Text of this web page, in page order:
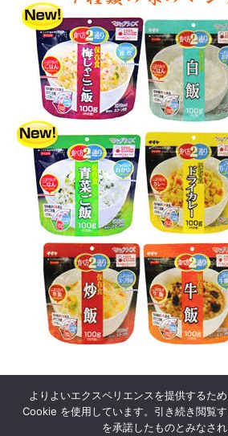
よりよいエクスペリエンスを提供するた
Cookie を使用しています。引き続き閲覧
を承諾したものとみなされ